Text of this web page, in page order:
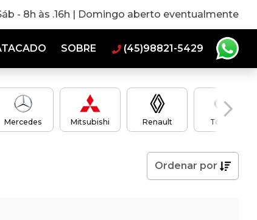
- 8h às .16h | Domingo aberto eventualmente
SOBRE (45)98821-5429
Mercedes Mitsubishi Renault Toyota
Ordenar por